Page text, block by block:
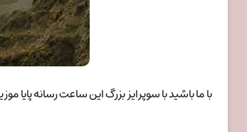
با ما باشید با سوپرایز بزرگ این ساعت رسانه